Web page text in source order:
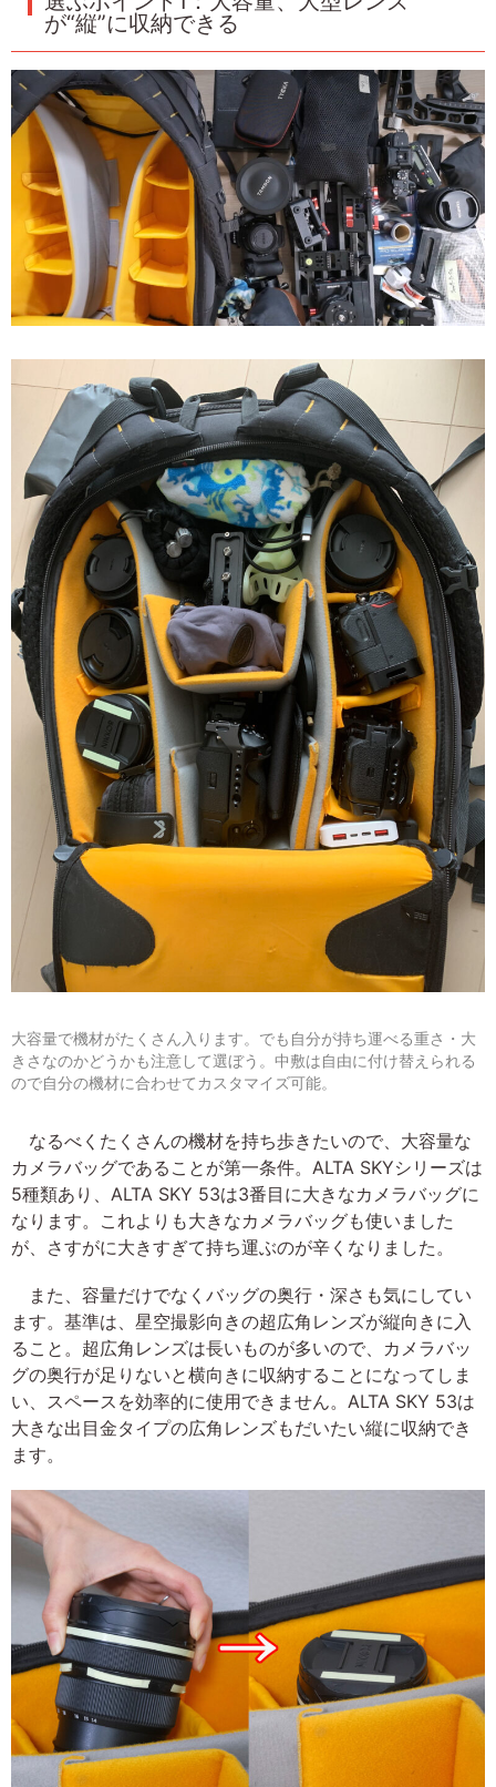
が“縦”に収納できる
大容量で機材がたくさん入ります。でも自分が持ち運べる重さ・大
きさなのかどうかも注意して選ぼう。中敷は自由に付け替えられる
ので自分の機材に合わせてカスタマイズ可能。
なるべくたくさんの機材を持ち歩きたいので、大容量な
カメラバッグであることが第一条件。ALTA SKYシリーズは
5種類あり、ALTA SKY 53は3番目に大きなカメラバッグに
なります。これよりも大きなカメラバッグも使いました
が、さすがに大きすぎて持ち運ぶのが辛くなりました。
また、容量だけでなくバッグの奥行・深さも気にしてい
ます。基準は、星空撮影向きの超広角レンズが縦向きに入
ること。超広角レンズは長いものが多いので、カメラバッ
グの奥行が足りないと横向きに収納することになってしま
い、スペースを効率的に使用できません。ALTA SKY 53は
大きな出目金タイプの広角レンズもだいたい縦に収納でき
ます。